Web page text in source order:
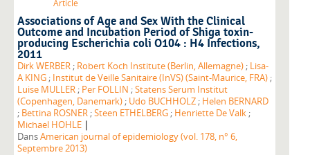
Article
Associations of Age and Sex With the Clinical
Outcome and Incubation Period of Shiga toxin-
producing Escherichia coli O104 : H4 Infections,
2011
Dirk WERBER ; Robert Koch Institute (Berlin, Allemagne) ; Lisa-
A KING ; Institut de Veille Sanitaire (InVS) (Saint-Maurice, FRA) ;
Luise MULLER ; Per FOLLIN ;Statens Serum Institut
(Copenhagen, Danemark) ; Udo BUCHHOLZ ; Helen BERNARD
; Bettina ROSNER ;Steen ETHELBERG ; Henriette De Valk ;
Michael HOHLE |
DansAmerican journal of epidemiology (vol. 178, n° 6,
Septembre 2013)